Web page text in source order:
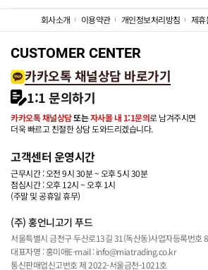
회사소개 이용약관 개인정보처리방침 제휴
CUSTOMER CENTER
카카오톡 채널상담 바로가기
1:1 문의하기
카카오톡 채널상담또는자사몰 내 1:1문의로 남겨주시면
더욱 빠르고 친절한 상담 도와드리겠습니다.
고객센터 운영시간
근무시간 : 오전 9시 30분 ~ 오후 5시 30분
점심시간 : 오후 12시 ~ 오후 1시
(주말 및 공휴일 휴무)
(주) 홍언니고기 푸드
서울특별시 금천구 두산로13길 31(독산동)사업자등록번호
대표자명 : 홍미애E-mail : info@miatrading.co.kr
통신판매업신고번호 제 2022-서울금천-1021호